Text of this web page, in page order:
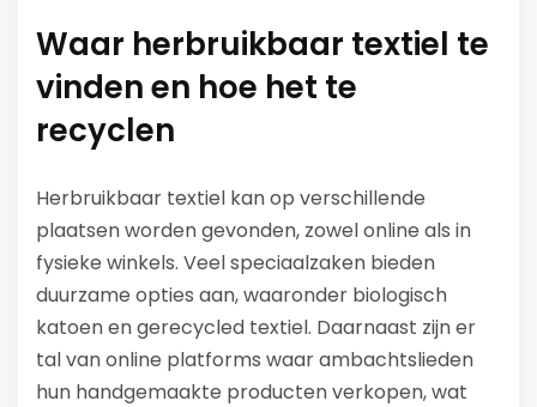
Waar herbruikbaar textiel te
vinden en hoe het te
recyclen
Herbruikbaar textiel kan op verschillende
plaatsen worden gevonden, zowel online als in
fysieke winkels. Veel speciaalzaken bieden
duurzame opties aan, waaronder biologisch
katoen en gerecycled textiel. Daarnaast zijn er
tal van online platforms waar ambachtslieden
hun handgemaakte producten verkopen, wat